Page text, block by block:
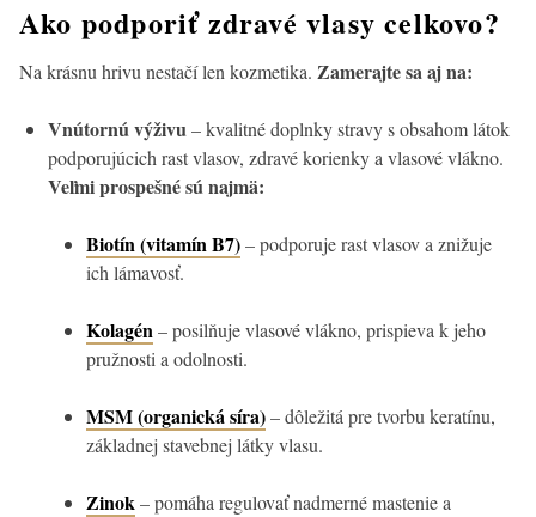
Ako podporiť zdravé vlasy celkovo?
Na krásnu hrivu nestačí len kozmetika. Zamerajte sa aj na:
Vnútornú výživu– kvalitné doplnky stravy s obsahom látok
podporujúcich rast vlasov, zdravé korienky a vlasové vlákno.
Veľmi prospešné sú najmä:
Biotín (vitamín B7)– podporuje rast vlasov a znižuje
ich lámavosť.
Kolagén– posilňuje vlasové vlákno, prispieva k jeho
pružnosti a odolnosti.
MSM (organická síra)– dôležitá pre tvorbu keratínu,
základnej stavebnej látky vlasu.
Zinok– pomáha regulovať nadmerné mastenie a